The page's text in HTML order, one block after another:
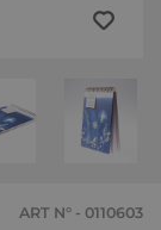
ART N° - 0110603